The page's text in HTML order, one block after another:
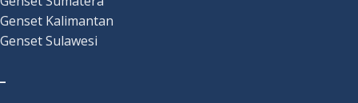
Genset Kalimantan
Genset Sulawesi